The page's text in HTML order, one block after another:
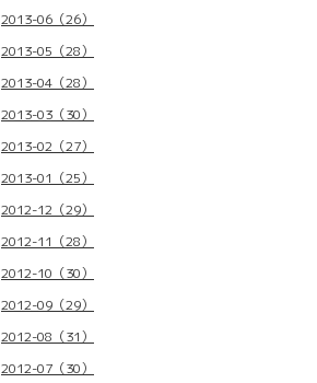
2013-06（26）
2013-05（28）
2013-04（28）
2013-03（30）
2013-02（27）
2013-01（25）
2012-12（29）
2012-11（28）
2012-10（30）
2012-09（29）
2012-08（31）
2012-07（30）